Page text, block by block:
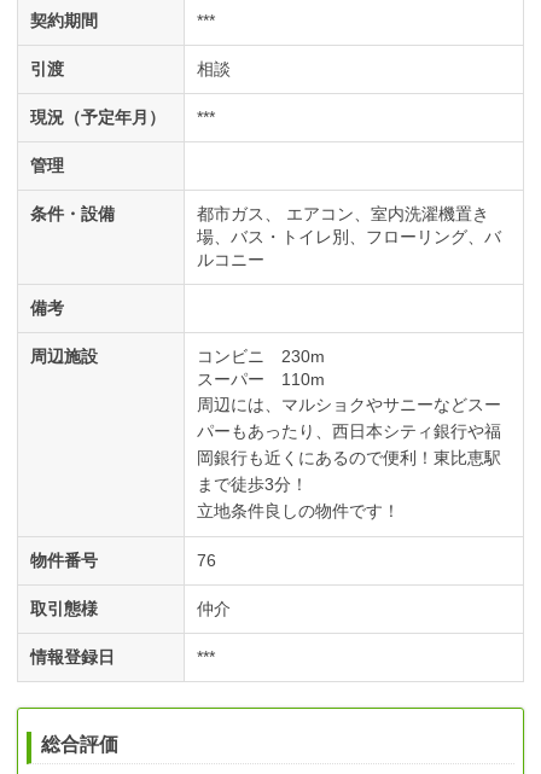
契約期間 ***
引渡 相談
現況（予定年月） ***
管理
条件・設備 都市ガス エアコン
室内洗濯機置き
場
バス・トイレ別 フローリング
バ
ルコニー
備考
周辺施設
コンビニ 230m
スーパー 110m
周辺には、マルショクやサニーなどスー
パーもあったり、西日本シティ銀行や福
岡銀行も近くにあるので便利！東比恵駅
まで徒歩3分！
立地条件良しの物件です！
物件番号 76
取引態様 仲介
情報登録日 ***
総合評価